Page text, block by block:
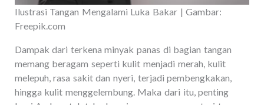
Ilustrasi Tangan Mengalami Luka Bakar | Gambar:
Freepik.com
Dampak dari terkena minyak panas di bagian tangan
memang beragam seperti kulit menjadi merah, kulit
melepuh, rasa sakit dan nyeri, terjadi pembengkakan,
hingga kulit menggelembung. Maka dari itu, penting